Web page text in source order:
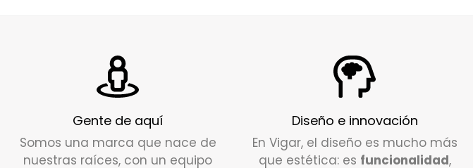
encantados de asistirte con lo que necesites.
¿Qué debo hacer si quiero devolver un producto?
Si tu pedido está dentro del plazo establecido (15
días hábiles), puedes efectuar la devolución
poniéndote en contacto con nuestro servicio de
Gente de aquí
Somos una marca que nace de
nuestras raíces, con un equipo
Diseño e innovación
En Vigar, el diseño es mucho más
que estética: es funcionalidad,